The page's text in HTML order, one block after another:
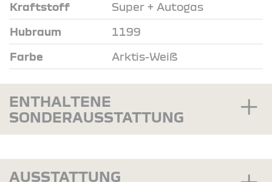
Kraftstoff Super + Autogas
Hubraum 1199
Farbe Arktis-Weiß
ENTHALTENE
SONDERAUSSTATTUNG
AUSSTATTUNG